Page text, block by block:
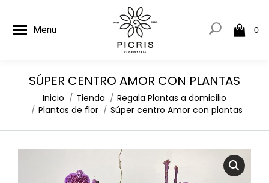
Menu 0
SÚPER CENTRO AMOR CON PLANTAS
Estás aquí:
Inicio Tienda
Regala Plantas a domicilio
Plantas de flor
Súper centro Amor con plantas